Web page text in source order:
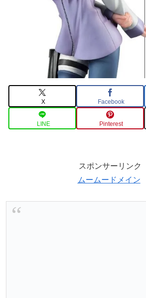
X Facebook
LINE Pinterest
スポンサーリンク
ムームードメイン